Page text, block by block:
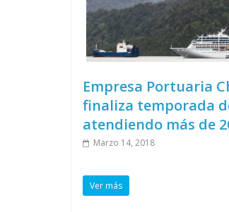
Empresa Portuaria
finaliza temporada
atendiendo más de
Marzo 14, 2018
Ver más